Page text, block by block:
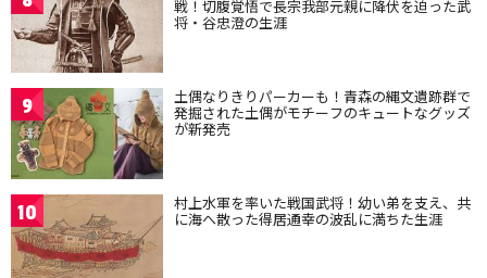
戦！切腹覚悟で長宗我部元親に降伏を迫った武
将・谷忠澄の生涯
9 土偶なりきりパーカーも！青森の縄文遺跡群で
発掘された土偶がモチーフのキュートなグッズ
が新発売
10 村上水軍を率いた戦国武将！幼い弟を支え、共
に海へ散った得居通幸の波乱に満ちた生涯